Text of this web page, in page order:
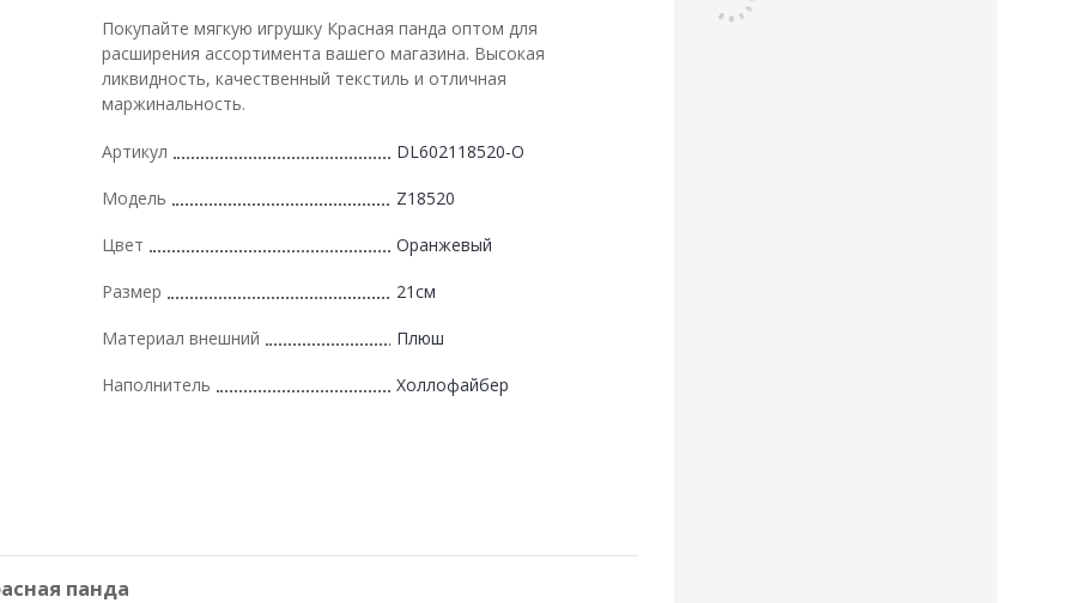
Покупайте мягкую игрушку Красная панда оптом для
расширения ассортимента вашего магазина. Высокая
ликвидность, качественный текстиль и отличная
маржинальность.
Артикул DL602118520-O
Модель Z18520
Цвет Оранжевый
Размер 21см
Материал внешний Плюш
Наполнитель Холлофайбер
панда